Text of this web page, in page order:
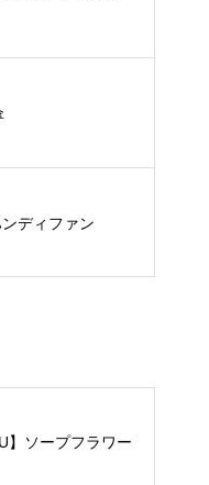
ンディファン
】ソープフラワー